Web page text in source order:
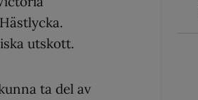
utskott.
ta del av